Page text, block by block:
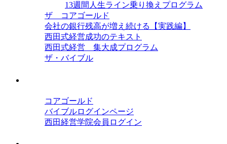
13週間人生ライン乗り換えプログラム
ザ コアゴールド
会社の銀行残高が増え続ける【実践編】
西田式経営成功のテキスト
西田式経営 集大成プログラム
ザ・バイブル
コアゴールド
バイブルログインページ
西田経営学院会員ログイン